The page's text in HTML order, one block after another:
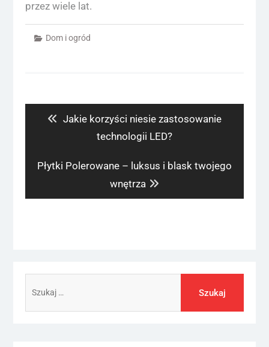
przez wiele lat.
Dom i ogród
Previous
Jakie korzyści niesie zastosowanie
technologii LED?
Next
Płytki Polerowane – luksus i blask twojego
wnętrza